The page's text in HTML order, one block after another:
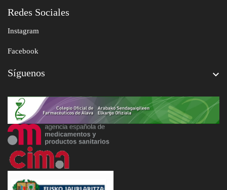
Redes Sociales
Instagram
Facebook
Síguenos 